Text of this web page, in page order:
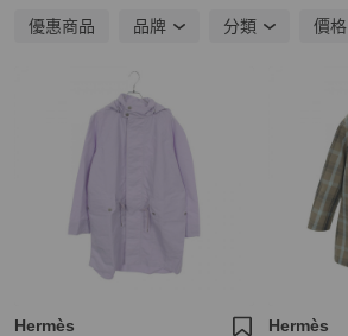
優惠商品 品牌 分類 價格
Hermès Hermès